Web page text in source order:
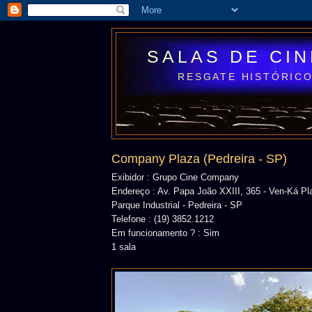
SALAS DE
RESGATE
Company Plaza (Pedreira - SP)
Exibidor : Grupo Cine Company
Endereço : Av. Papa João XXIII, 365 - Ven-Ká
Parque Industrial - Pedreira - SP
Telefone : (19) 3852.1212
Em funcionamento ? : Sim
1 sala